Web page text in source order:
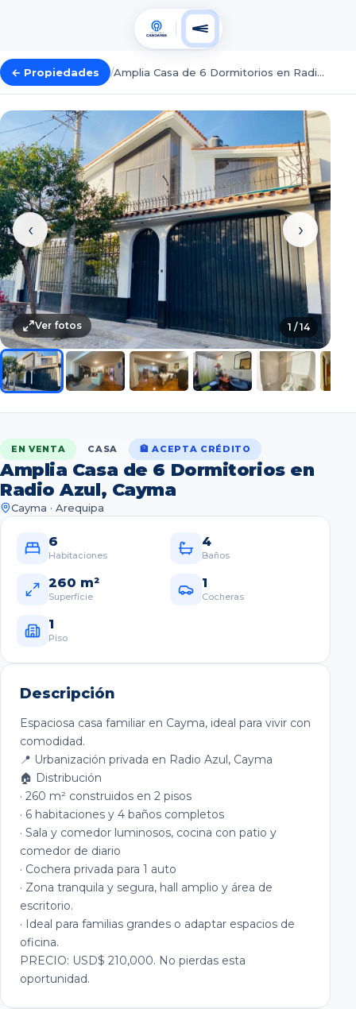
← Propiedades / Amplia Casa de 6 Dormitorios en Radio Azul, Cayma
‹ ›
1 /14
Ver fotos
EN VENTA CASA 🏦 ACEPTA CRÉDITO
Amplia Casa de 6 Dormitorios en
Radio Azul, Cayma
Cayma · Arequipa
6
Habitaciones
4
Baños
260 m²
Superficie
1
Cocheras
1
Piso
Descripción
Espaciosa casa familiar en Cayma, ideal para vivir con
comodidad.
📍 Urbanización privada en Radio Azul, Cayma
🏠 Distribución
· 260 m² construidos en 2 pisos
· 6 habitaciones y 4 baños completos
· Sala y comedor luminosos, cocina con patio y
comedor de diario
· Cochera privada para 1 auto
· Zona tranquila y segura, hall amplio y área de
escritorio.
· Ideal para familias grandes o adaptar espacios de
oficina.
PRECIO: USD$ 210,000. No pierdas esta
oportunidad.